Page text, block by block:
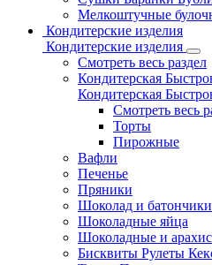
Мелкоштучные
Кондитерские изделия
Кондитерские изделия
Смотреть весь раздел
Кондитерская
Кондитерская
Смотреть весь
Торты
Пирожные
Вафли
Печенье
Пряники
Шоколад и батончики
Шоколадные яйца
Шоколадные и
Бисквиты Рулеты